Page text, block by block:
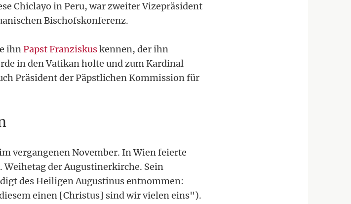
Chiclayo in Peru, war zweiter Vizepräsident
Bischofskonferenz.
ihnPapst Franziskuskennen, der ihn
in den Vatikan holte und zum Kardinal
Präsident der Päpstlichen Kommission für
vergangenen November. In Wien feierte
der Augustinerkirche. Sein
des Heiligen Augustinus entnommen:
einen [Christus] sind wir vielen eins").